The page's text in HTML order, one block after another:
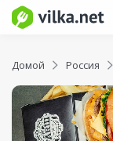
Домой Россия